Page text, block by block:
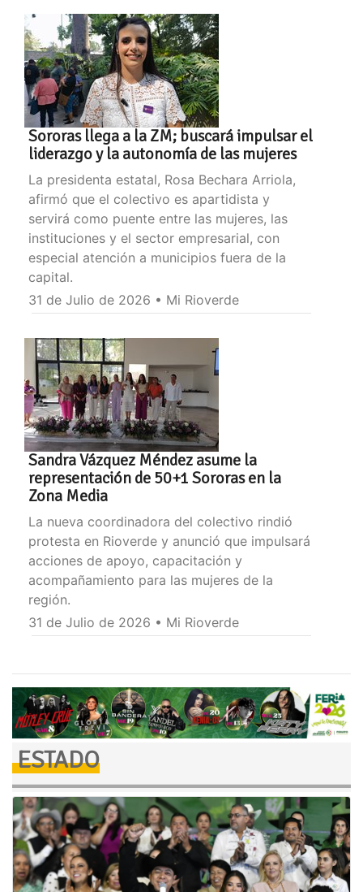
Sororas llega a la ZM; buscará impulsar el
liderazgo y la autonomía de las mujeres
La presidenta estatal, Rosa Bechara Arriola,
afirmó que el colectivo es apartidista y
servirá como puente entre las mujeres, las
instituciones y el sector empresarial, con
especial atención a municipios fuera de la
capital.
31 de Julio de 2026 • Mi Rioverde
Sandra Vázquez Méndez asume la
representación de 50+1 Sororas en la
Zona Media
La nueva coordinadora del colectivo rindió
protesta en Rioverde y anunció que impulsará
acciones de apoyo, capacitación y
acompañamiento para las mujeres de la
región.
31 de Julio de 2026 • Mi Rioverde
ESTADO